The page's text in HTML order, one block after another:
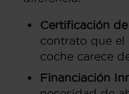
Certificación
contrato que el
coche carece
Financiación